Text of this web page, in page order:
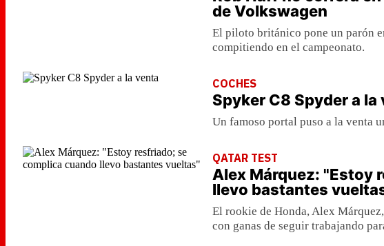
de Volkswagen
El piloto británico pone un parón
compitiendo en el campeonato.
COCHES
Spyker C8 Spyder a la
Un famoso portal puso a la venta
QATAR TEST
Alex Márquez: "Estoy
llevo bastantes
El rookie de Honda, Alex
con ganas de seguir trabajando